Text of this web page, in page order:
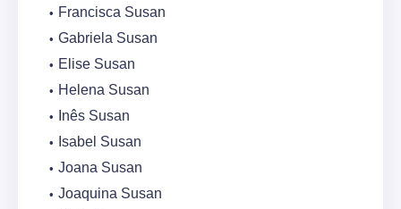
Francisca Susan
Gabriela Susan
Elise Susan
Helena Susan
Inês Susan
Isabel Susan
Joana Susan
Joaquina Susan